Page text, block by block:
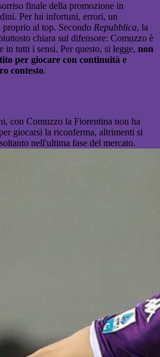
finale della promozione in
Per lui infortuni, errori, un
al top. Secondo Repubblica, la
chiara sul difensore: Comuzzo è
in tutti i sensi. Per questo, si legge, non
per giocare con continuità e
contesto.
con Comuzzo la Fiorentina non ha
giocarsi la riconferma, altrimenti si
nell'ultima fase del mercato.